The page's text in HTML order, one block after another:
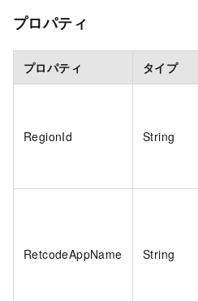
プロパティ
プロパティ タイプ
RegionId String
RetcodeAppName String